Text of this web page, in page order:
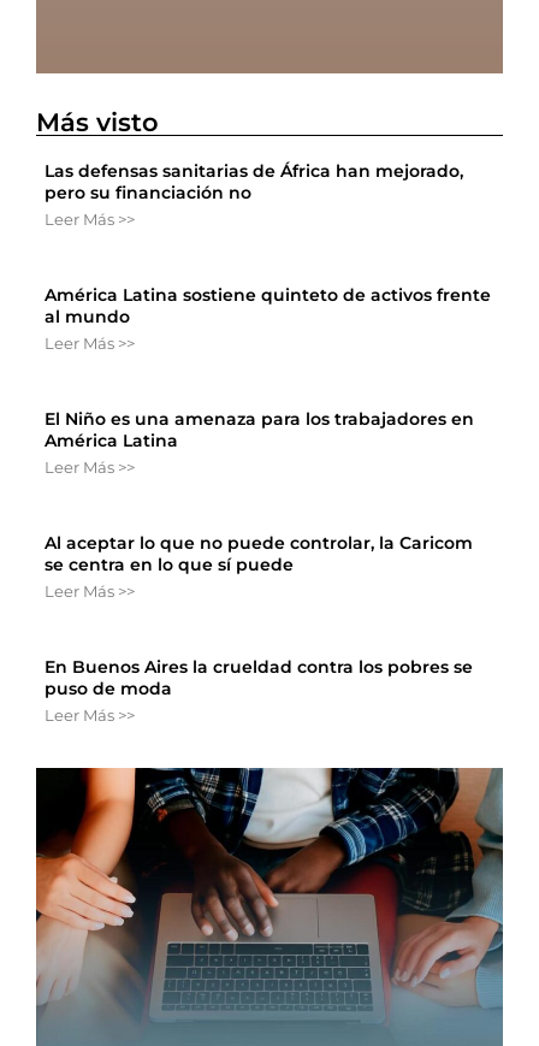
Más visto
Las defensas sanitarias de África han mejorado,
pero su financiación no
Leer Más >>
América Latina sostiene quinteto de activos frente
al mundo
Leer Más >>
El Niño es una amenaza para los trabajadores en
América Latina
Leer Más >>
Al aceptar lo que no puede controlar, la Caricom
se centra en lo que sí puede
Leer Más >>
En Buenos Aires la crueldad contra los pobres se
puso de moda
Leer Más >>